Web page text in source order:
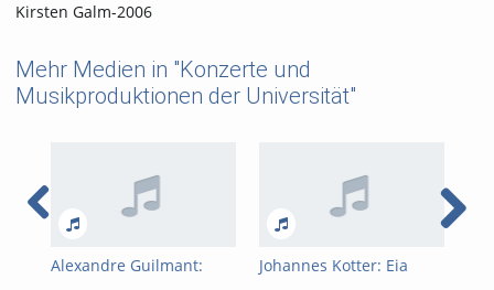
Kirsten Galm-2006
Mehr Medien in "Konzerte und
Musikproduktionen der Universität"
Alexandre Guilmant:
Johannes Kotter: Eia